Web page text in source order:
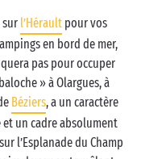
l’Hérault pour vos
en bord de mer,
pas pour occuper
» à Olargues, à
Béziers, a un caractère
un cadre absolument
l’Esplanade du Champ